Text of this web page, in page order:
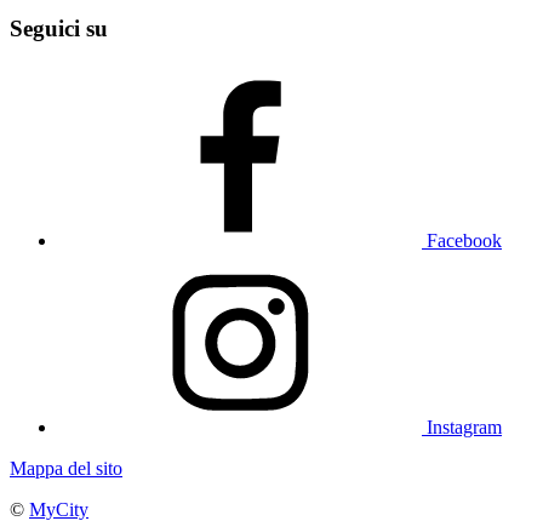
Seguici su
Facebook
Instagram
Mappa del sito
© MyCity